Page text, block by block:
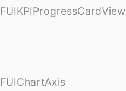
FUIKPIProgressCardView
FUIChartAxis